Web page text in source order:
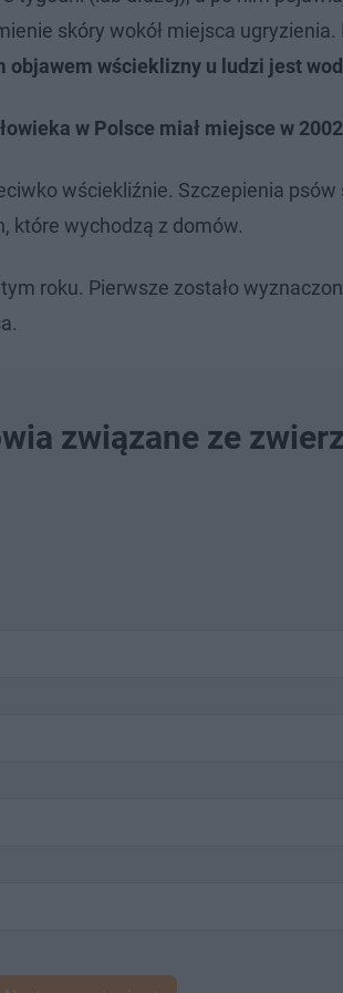
skóry wokół miejsca
objawem wścieklizny u ludzi jest
w Polsce miał miejsce w
wściekliźnie. Szczepienia
które wychodzą z domów.
roku. Pierwsze zostało
związane ze